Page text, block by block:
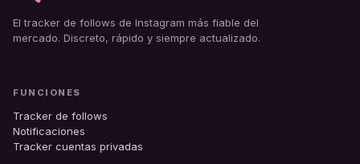
El tracker de follows de Instagram más fiable del
mercado. Discreto, rápido y siempre actualizado.
FUNCIONES
Tracker de follows
Notificaciones
Tracker cuentas privadas